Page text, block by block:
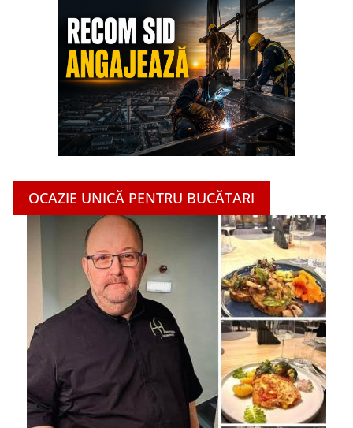
OCAZIE UNICĂ PENTRU BUCĂTARI